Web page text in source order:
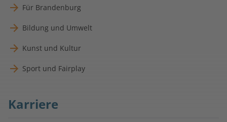
Für Brandenburg
Bildung und Umwelt
Kunst und Kultur
Sport und Fairplay
Karriere